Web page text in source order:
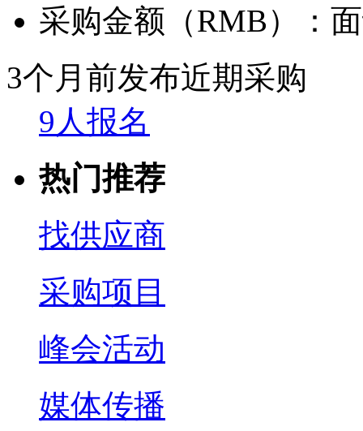
采购金额（RMB）：
3个月前发布近期采购
9人报名
热门推荐
找供应商
采购项目
峰会活动
媒体传播